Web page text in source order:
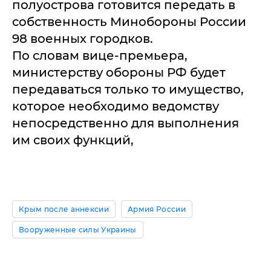
полуострова готовится передать в
собственность Минобороны России
98 военных городков.
По словам вице-премьера,
министерству обороны РФ будет
передаваться только то имущество,
которое необходимо ведомству
непосредственно для выполнения
им своих функций,
Крым после аннексии Армия России
Вооруженные силы Украины